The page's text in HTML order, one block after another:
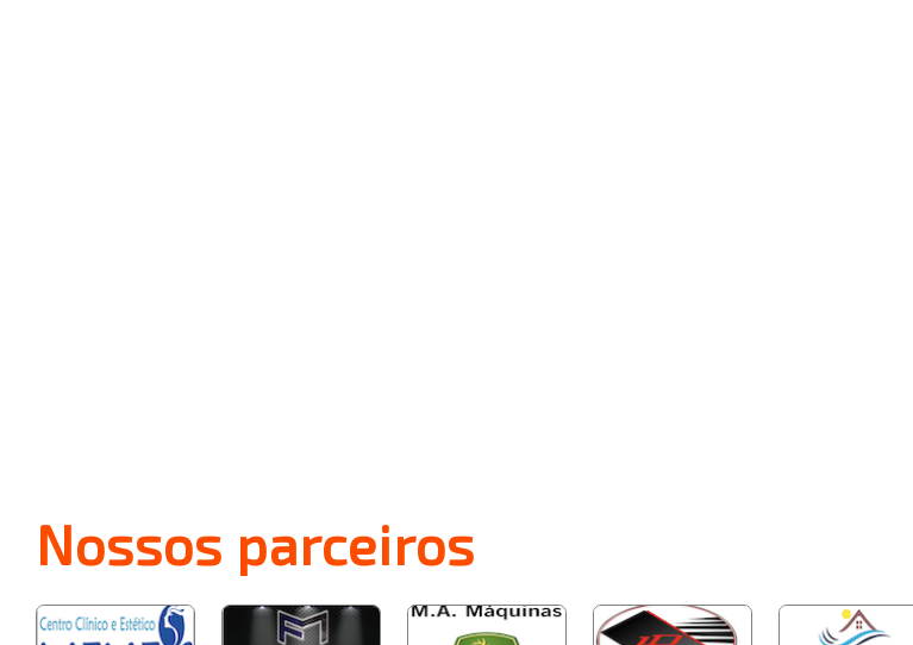
Nossos parceiros